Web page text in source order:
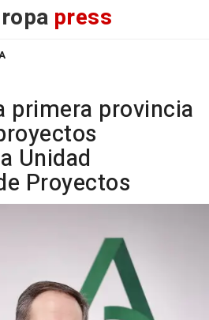
press
primera provincia
Unidad
Proyectos